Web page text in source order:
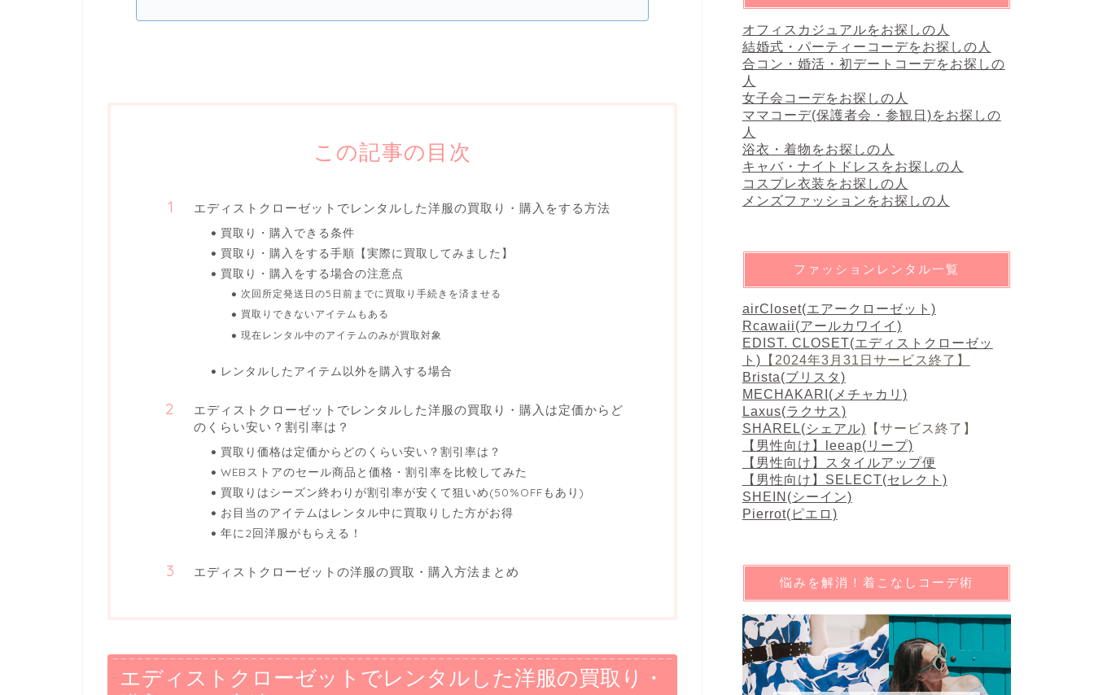
この記事の目次
エディストクローゼットでレンタルした洋服の買取り・購入をする方法
買取り・購入できる条件
買取り・購入をする手順【実際に買取してみました】
買取り・購入をする場合の注意点
次回所定発送日の5日前までに買取り手続きを済ませる
買取りできないアイテムもある
現在レンタル中のアイテムのみが買取対象
レンタルしたアイテム以外を購入する場合
エディストクローゼットでレンタルした洋服の買取り・購入は定価からど
のくらい安い？割引率は？
買取り価格は定価からどのくらい安い？割引率は？
WEBストアのセール商品と価格・割引率を比較してみた
買取りはシーズン終わりが割引率が安くて狙いめ(50%OFFもあり)
お目当のアイテムはレンタル中に買取りした方がお得
年に2回洋服がもらえる！
エディストクローゼットの洋服の買取・購入方法まとめ
エディストクローゼットでレンタルした洋服の買取り・
オフィスカジュアルをお探しの人
結婚式・パーティーコーデをお探しの人
合コン・婚活・初デートコーデをお探しの
人
女子会コーデをお探しの人
ママコーデ(保護者会・参観日)をお探しの
人
浴衣・着物をお探しの人
キャバ・ナイトドレスをお探しの人
コスプレ衣装をお探しの人
メンズファッションをお探しの人
ファッションレンタル一覧
airCloset(エアークローゼット)
Rcawaii(アールカワイイ)
EDIST. CLOSET(エディストクローゼッ
ト) 【2024年3月31日サービス終了】
Brista(ブリスタ)
MECHAKARI(メチャカリ)
Laxus(ラクサス)
SHAREL(シェアル) 【サービス終了】
【男性向け】leeap(リープ)
【男性向け】スタイルアップ便
【男性向け】SELECT(セレクト)
SHEIN(シーイン)
Pierrot(ピエロ)
悩みを解消！着こなしコーデ術